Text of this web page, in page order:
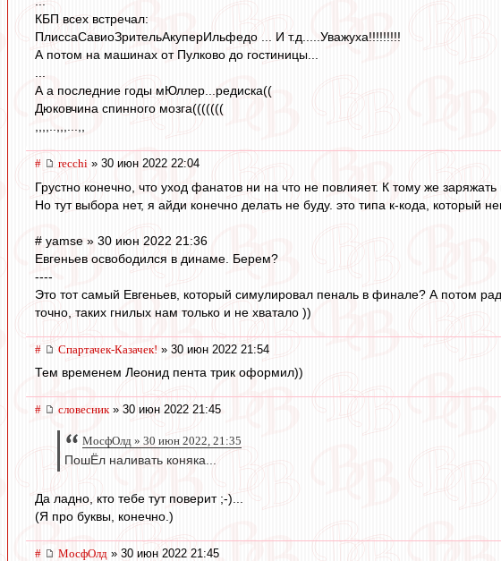
КБП всех встречал:
ПлиссаСавиоЗрительАкуперИльфедо ... И т.д.....Уважуха!!!!!!!!!
А потом на машинах от Пулково до гостиницы...
А а последние годы мЮллер...редиска((
Дюковчина спинного мозга(((((((
# recchi » 30 июн 2022 22:04
Грустно конечно, что уход фанатов ни на что не повлияет. К тому же
Но тут выбора нет, я айди конечно делать не буду. это типа к-кода, который
# yamse » 30 июн 2022 21:36
Евгеньев освободился в динаме. Берем?
----
Это тот самый Евгеньев, который симулировал пеналь в финале? А потом
точно, таких гнилых нам только и не хватало ))
# Спартачек-Казачек! » 30 июн 2022 21:54
Тем временем Леонид пента трик оформил))
# словесник» 30 июн 2022 21:45
МосфОлд » 30 июн 2022, 21:35
ПошЁл наливать коняка...
Да ладно, кто тебе тут поверит ;-)...
(Я про буквы, конечно.)
# МосфОлд » 30 июн 2022 21:45